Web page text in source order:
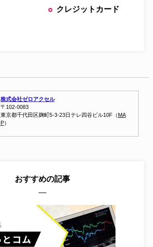
クレジットカード
株式会社ゼロアクセル
〒102-0083
東京都千代田区麹町5-3-23日テレ四谷ビル10F（MA
P）
おすすめの記事